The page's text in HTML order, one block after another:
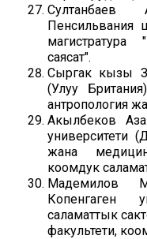
Пенсильвания
саясат".
Сыргак кызы
(Улуу
антропология
Акылбеков
университети
жана
коомдук
Мадемилов
Копенгаген
саламаттык
факультети,